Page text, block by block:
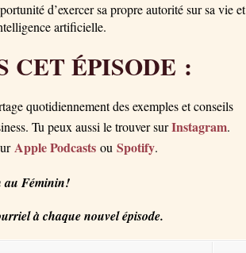
d’exercer sa propre autorité sur sa vie et
artificielle.
CET ÉPISODE :
quotidiennement des exemples et conseils
Tu peux aussi le trouver surInstagram.
Apple Podcasts ou Spotify.
au Féminin!
à chaque nouvel épisode.